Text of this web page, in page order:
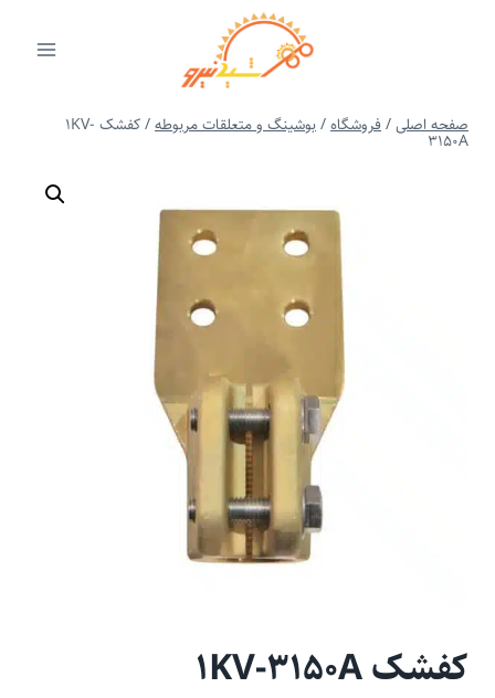
صفحه اصلی/فروشگاه/بوشینگ و متعلقات مربوطه/ کفشک 1KV-
3150A
کفشک 1KV-3150A